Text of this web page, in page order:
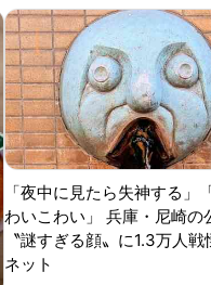
「夜中に見たら失神する」
わいこわい」 兵庫・尼崎の
〝謎すぎる顔〟に1.3万人
ネット